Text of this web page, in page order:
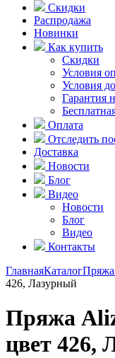
Скидки
Распродажа
Новинки
Как купить
Скидки
Условия
Условия
Гарантия
Оплата
Отследить
Доставка
Новости
Блог
Видео
Новости
Блог
Видео
Контакты
ГлавнаяКаталогПряжа
426, Лазурный
Пряжа
цвет 426,